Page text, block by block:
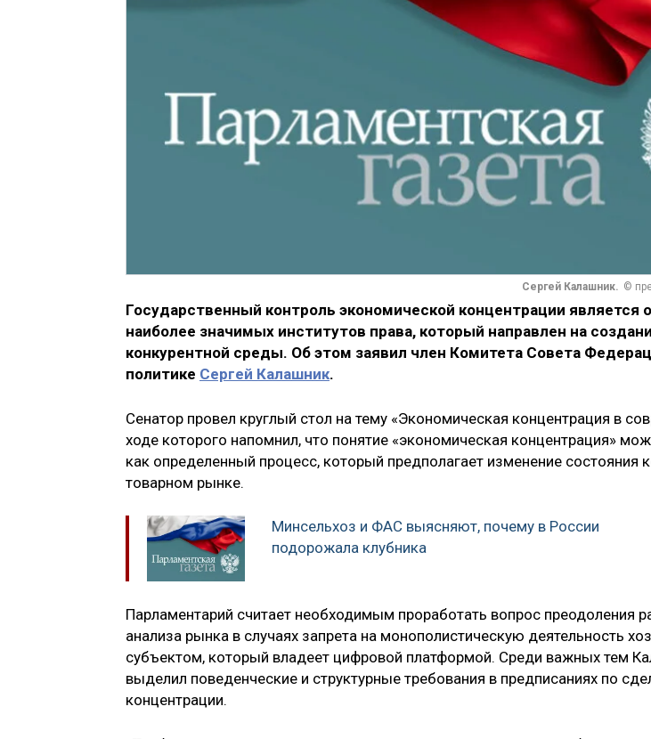
Сергей Калашник. ©
Государственный контроль экономической концентрации является
наиболее значимых институтов права, который направлен на
конкурентной среды. Об этом заявил член Комитета Совета
политике Сергей Калашник.
Сенатор провел круглый стол на тему «Экономическая концентрация в
ходе которого напомнил, что понятие «экономическая концентрация»
как определенный процесс, который предполагает изменение состояния
товарном рынке.
Минсельхоз и ФАС выясняют, почему в России
подорожала клубника
Парламентарий считает необходимым проработать вопрос преодоления
анализа рынка в случаях запрета на монополистическую деятельность
субъектом, который владеет цифровой платформой. Среди важных тем
выделил поведенческие и структурные требования в предписаниях по
концентрации.